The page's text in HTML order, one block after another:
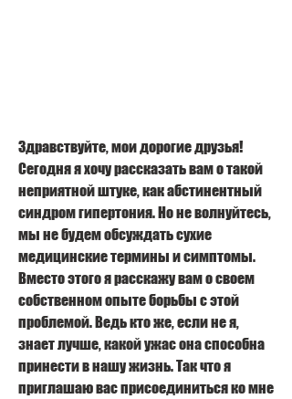
Здравствуйте, мои дорогие друзья!
Сегодня я хочу рассказать вам о такой
неприятной штуке, как абстинентный
синдром гипертония. Но не волнуйтесь,
мы не будем обсуждать сухие
медицинские термины и симптомы.
Вместо этого я расскажу вам о своем
собственном опыте борьбы с этой
проблемой. Ведь кто же, если не я,
знает лучше, какой ужас она способна
принести в нашу жизнь. Так что я
приглашаю вас присоединиться ко мне